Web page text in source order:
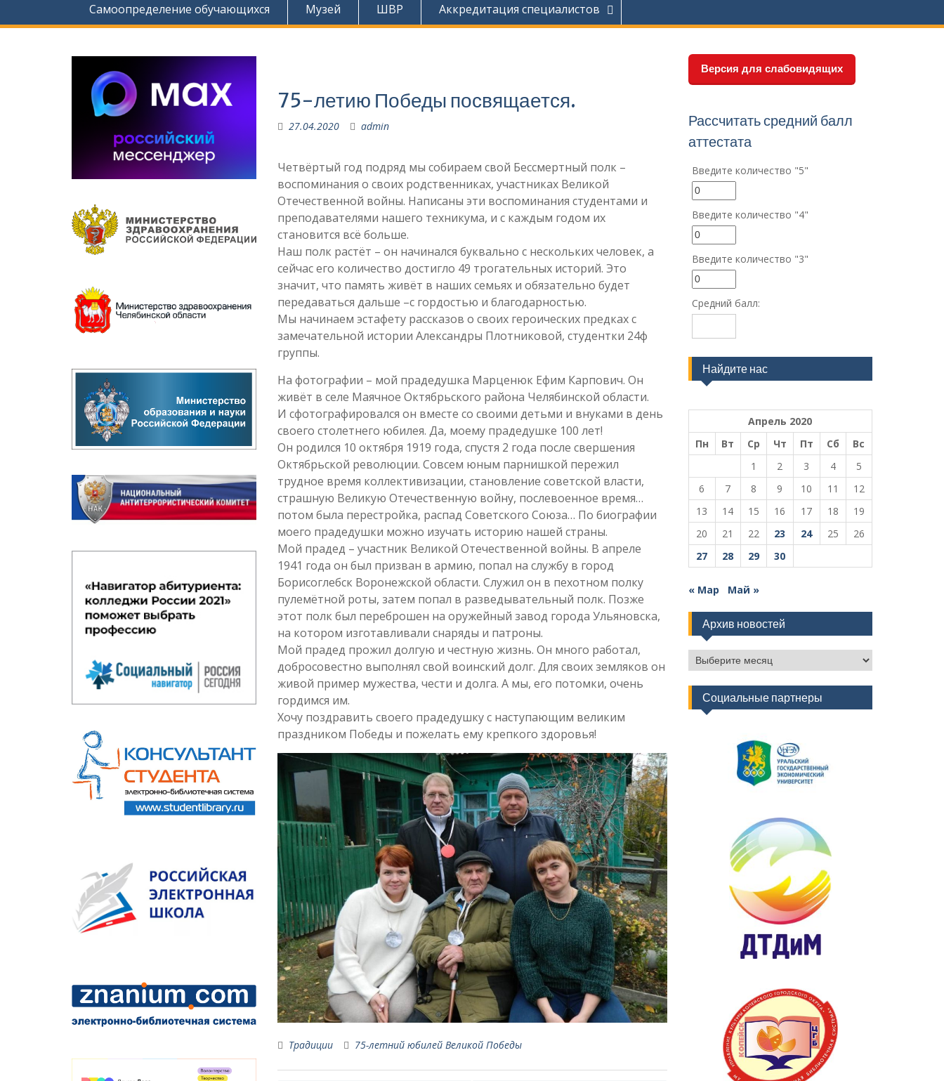
Самоопределение обучающихся
Музей ШВР Аккредитация специалистов
75-летию Победы посвящается.
27.04.2020 admin
Четвёртый год подряд мы собираем свой Бессмертный полк –
воспоминания о своих родственниках, участниках Великой
Отечественной войны. Написаны эти воспоминания студентами и
преподавателями нашего техникума, и с каждым годом их
становится всё больше.
Наш полк растёт – он начинался буквально с нескольких человек, а
сейчас его количество достигло 49 трогательных историй. Это
значит, что память живёт в наших семьях и обязательно будет
передаваться дальше –с гордостью и благодарностью.
Мы начинаем эстафету рассказов о своих героических предках с
замечательной истории Александры Плотниковой, студентки 24ф
группы.
На фотографии – мой прадедушка Марценюк Ефим Карпович. Он
живёт в селе Маячное Октябрьского района Челябинской области.
И сфотографировался он вместе со своими детьми и внуками в день
своего столетнего юбилея. Да, моему прадедушке 100 лет!
Он родился 10 октября 1919 года, спустя 2 года после свершения
Октябрьской революции. Совсем юным парнишкой пережил
трудное время коллективизации, становление советской власти,
страшную Великую Отечественную войну, послевоенное время…
потом была перестройка, распад Советского Союза… По биографии
моего прадедушки можно изучать историю нашей страны.
Мой прадед – участник Великой Отечественной войны. В апреле
1941 года он был призван в армию, попал на службу в город
Борисоглебск Воронежской области. Служил он в пехотном полку
пулемётной роты, затем попал в разведывательный полк. Позже
этот полк был переброшен на оружейный завод города Ульяновска,
на котором изготавливали снаряды и патроны.
Мой прадед прожил долгую и честную жизнь. Он много работал,
добросовестно выполнял свой воинский долг. Для своих земляков он
живой пример мужества, чести и долга. А мы, его потомки, очень
гордимся им.
Хочу поздравить своего прадедушку с наступающим великим
праздником Победы и пожелать ему крепкого здоровья!
Традиции 75-летний юбилей Великой Победы
Версия для слабовидящих
Рассчитать средний балл
аттестата
Введите количество "5"
Введите количество "4"
Введите количество "3"
Средний балл:
Найдите нас
Апрель 2020
Пн
Вт Ср Чт Пт Сб
Вс
1
2 3 4
5
6
7 8 9 10 11
12
13
14 15 16 17 18
19
20
21 22 23 24 25
26
27
28 29 30
« Мар Май »
Архив новостей
Архив
новостей
Социальные партнеры